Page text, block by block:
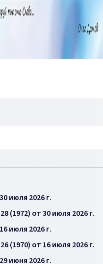
июля 2026 г.
(1972) от 30 июля 2026 г.
июля 2026 г.
(1970) от 16 июля 2026 г.
июня 2026 г.